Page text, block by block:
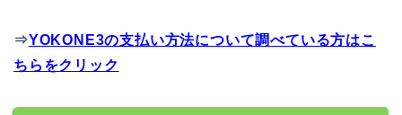
⇒YOKONE3の支払い方法について調べている方はこ
ちらをクリック